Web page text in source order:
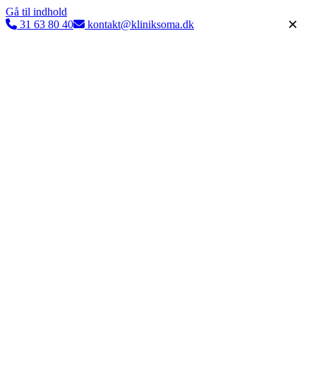
Gå til indhold
31 63 80 40
kontakt@kliniksoma.dk ×